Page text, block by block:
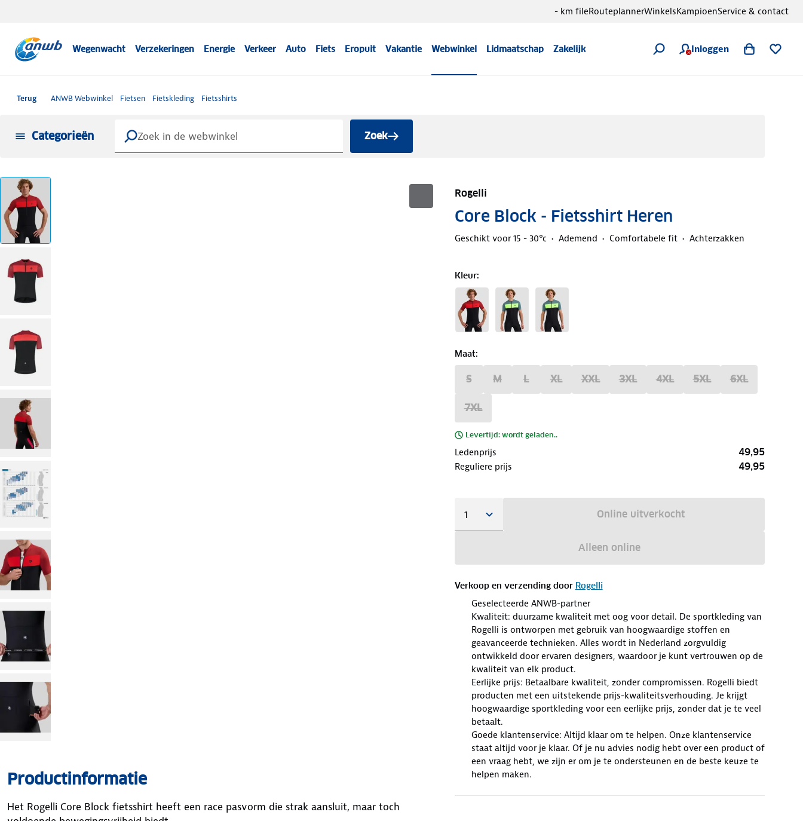
Wegenwacht Verzekeringen Energie Verkeer Auto Fiets Eropuit Vakantie Webwinkel Lidmaatschap Zakelijk Inloggen
- km fileRouteplannerWinkelsKampioenService & contact
Terug ANWB Webwinkel Fietsen Fietskleding Fietsshirts
Categorieën Zoek
Rogelli
Core Block - Fietsshirt Heren
Geschikt voor 15 - 30°c Ademend Comfortabele fit Achterzakken
Kleur:
Maat:
S M L XL XXL 3XL 4XL 5XL 6XL
7XL
Levertijd: wordt geladen..
Ledenprijs 49,95
Reguliere prijs 49,95
Online uitverkocht
Alleen online
Verkoop en verzending door Rogelli
Geselecteerde ANWB-partner
Kwaliteit: duurzame kwaliteit met oog voor detail. De sportkleding van
Rogelli is ontworpen met gebruik van hoogwaardige stoffen en
geavanceerde technieken. Alles wordt in Nederland zorgvuldig
ontwikkeld door ervaren designers, waardoor je kunt vertrouwen op de
kwaliteit van elk product.
Eerlijke prijs: Betaalbare kwaliteit, zonder compromissen. Rogelli biedt
producten met een uitstekende prijs-kwaliteitsverhouding. Je krijgt
hoogwaardige sportkleding voor een eerlijke prijs, zonder dat je te veel
betaalt.
Goede klantenservice: Altijd klaar om te helpen. Onze klantenservice
staat altijd voor je klaar. Of je nu advies nodig hebt over een product of
een vraag hebt, we zijn er om je te ondersteunen en de beste keuze te
helpen maken.
Productinformatie
Het Rogelli Core Block fietsshirt heeft een race pasvorm die strak aansluit, maar toch